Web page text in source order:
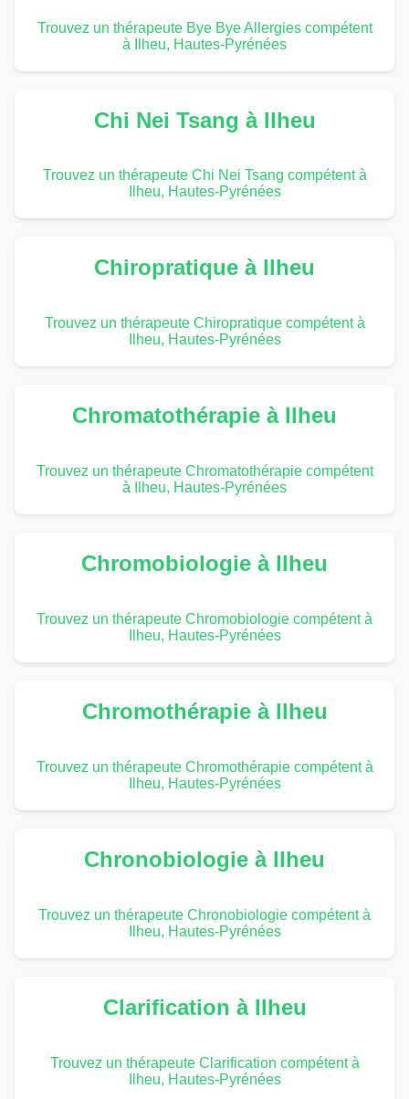
Trouvez un thérapeute Bye Bye Allergies compétent
à Ilheu, Hautes-Pyrénées
Chi Nei Tsang à Ilheu
Trouvez un thérapeute Chi Nei Tsang compétent à
Ilheu, Hautes-Pyrénées
Chiropratique à Ilheu
Trouvez un thérapeute Chiropratique compétent à
Ilheu, Hautes-Pyrénées
Chromatothérapie à Ilheu
Trouvez un thérapeute Chromatothérapie compétent
à Ilheu, Hautes-Pyrénées
Chromobiologie à Ilheu
Trouvez un thérapeute Chromobiologie compétent à
Ilheu, Hautes-Pyrénées
Chromothérapie à Ilheu
Trouvez un thérapeute Chromothérapie compétent à
Ilheu, Hautes-Pyrénées
Chronobiologie à Ilheu
Trouvez un thérapeute Chronobiologie compétent à
Ilheu, Hautes-Pyrénées
Clarification à Ilheu
Trouvez un thérapeute Clarification compétent à
Ilheu, Hautes-Pyrénées